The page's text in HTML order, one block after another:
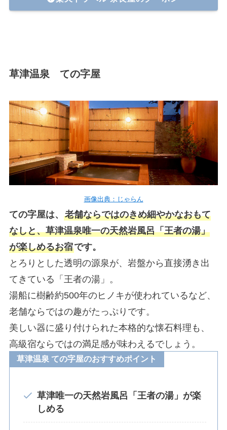
草津温泉 ての字屋
画像出典：じゃらん
ての字屋は、 老舗ならではのきめ細やかなおもて
なしと、草津温泉唯一の天然岩風呂「王者の湯」
が楽しめるお宿です。
とろりとした透明の源泉が、岩盤から直接湧き出
てきている「王者の湯」。
湯船に樹齢約500年のヒノキが使われているなど、
老舗ならではの趣がたっぷりです。
美しい器に盛り付けられた本格的な懐石料理も、
高級宿ならではの満足感が味わえるでしょう。
草津温泉 ての字屋のおすすめポイント
草津唯一の天然岩風呂「王者の湯」が楽
しめる